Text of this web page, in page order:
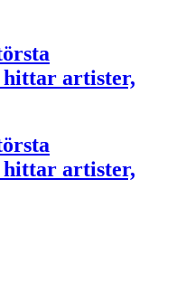
artister,
artister,